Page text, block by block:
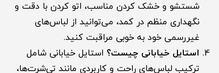
شستشو و خشک کردن مناسب، اتو کردن با دقت و
نگهداری منظم در کمد، می‌توانید از لباس‌های
غیررسمی خود به خوبی مراقبت کنید.
استایل خیابانی چیست؟ استایل خیابانی شامل
ترکیب لباس‌های راحت و کاربردی مانند تی‌شرت‌ها،